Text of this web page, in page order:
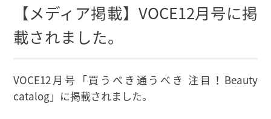
【メディア掲載】VOCE12月号に掲
載されました。
VOCE12月号「買うべき通うべき 注目！Beauty
catalog」に掲載されました。